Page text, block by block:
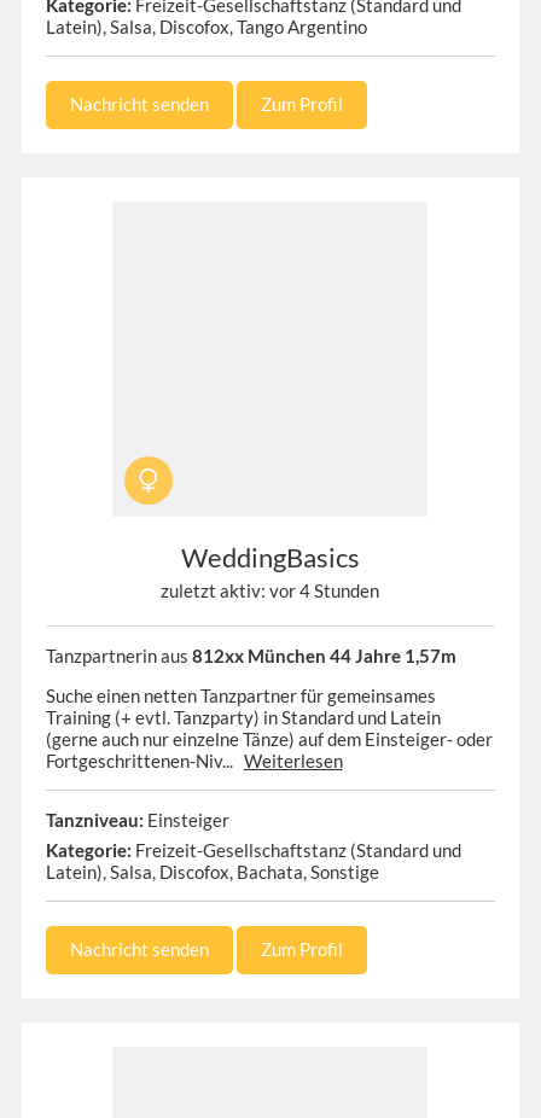
Kategorie: Freizeit-Gesellschaftstanz (Standard und
Latein), Salsa, Discofox, Tango Argentino
Nachricht senden Zum Profil
WeddingBasics
zuletzt aktiv: vor 4 Stunden
Tanzpartnerin aus 812xx München 44 Jahre 1,57m
Suche einen netten Tanzpartner für gemeinsames
Training (+ evtl. Tanzparty) in Standard und Latein
(gerne auch nur einzelne Tänze) auf dem Einsteiger- oder
Fortgeschrittenen-Niv... Weiterlesen
Tanzniveau: Einsteiger
Kategorie: Freizeit-Gesellschaftstanz (Standard und
Latein), Salsa, Discofox, Bachata, Sonstige
Nachricht senden Zum Profil